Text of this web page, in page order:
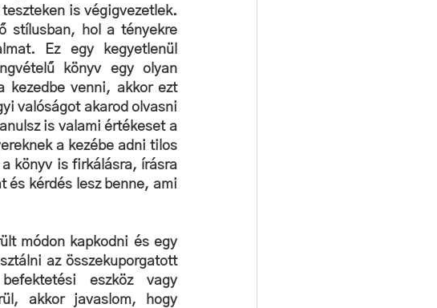
is végigvezetlek.
stílusban, hol a tényekre
Ez egy kegyetlenül
könyv egy olyan
kezedbe venni, akkor ezt
valóságot akarod olvasni
is valami értékeset a
a kezébe adni tilos
könyv is firkálásra, írásra
és kérdés lesz benne, ami
módon kapkodni és egy
az összekuporgatott
eszköz vagy
akkor javaslom, hogy